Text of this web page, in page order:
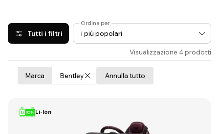
Tutti i filtri
Ordina per
Visualizzazione 4 prodotti
Annulla tutto
Marca Bentley
Li-Ion